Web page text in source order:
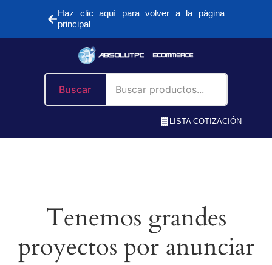
Haz clic aquí para volver a la página
principal
Buscar
LISTA COTIZACIÓN
Tenemos grandes
proyectos por anunciar